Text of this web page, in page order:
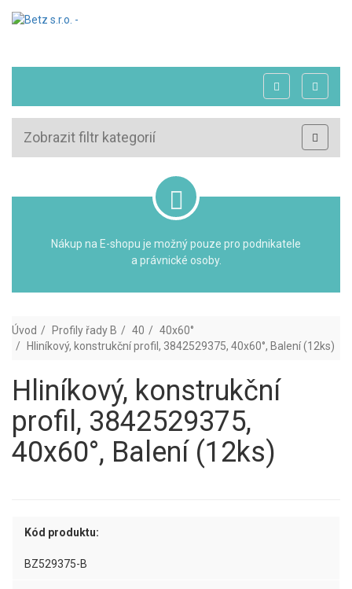
Zobrazit filtr kategorií
Nákup na E-shopu je možný pouze pro podnikatele
a právnické osoby.
Úvod Profily řady B 40
40x60°
Hliníkový, konstrukční profil, 3842529375, 40x60°, Balení (12ks)
Hliníkový, konstrukční
profil, 3842529375,
40x60°, Balení (12ks)
Kód produktu:
BZ529375-B